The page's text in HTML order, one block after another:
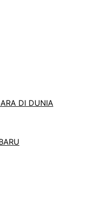
DI DUNIA